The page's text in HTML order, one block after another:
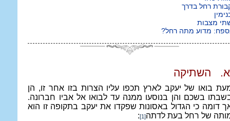
רחל בדרך
מצבות
מדוע מתה רחל?
א. השתיקה
בואו של יעקב לארץ תכפו עליו הצרות בזו אחר זו, הן
בשכם והן בנוסעו ממנה עד לבואו אל אביו חברונה.
דומה כי הגדול באסונות שפקדו את יעקב בתקופה זו הוא
של רחל בעת לדתה[1]
: